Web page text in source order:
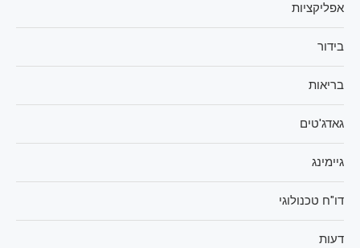
אפליקציות
בידור
בריאות
גאדג'טים
גיימינג
דו"ח טכנולוגי
דעות